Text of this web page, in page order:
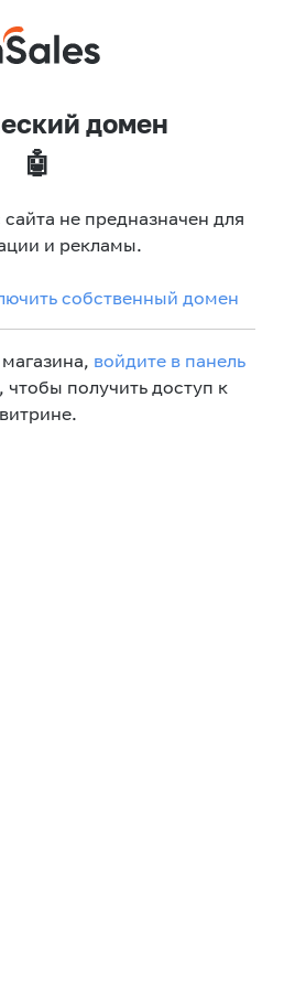
домен
🤖
не предназначен для
и рекламы.
собственный домен
войдите в панель
, чтобы получить доступ к
витрине.